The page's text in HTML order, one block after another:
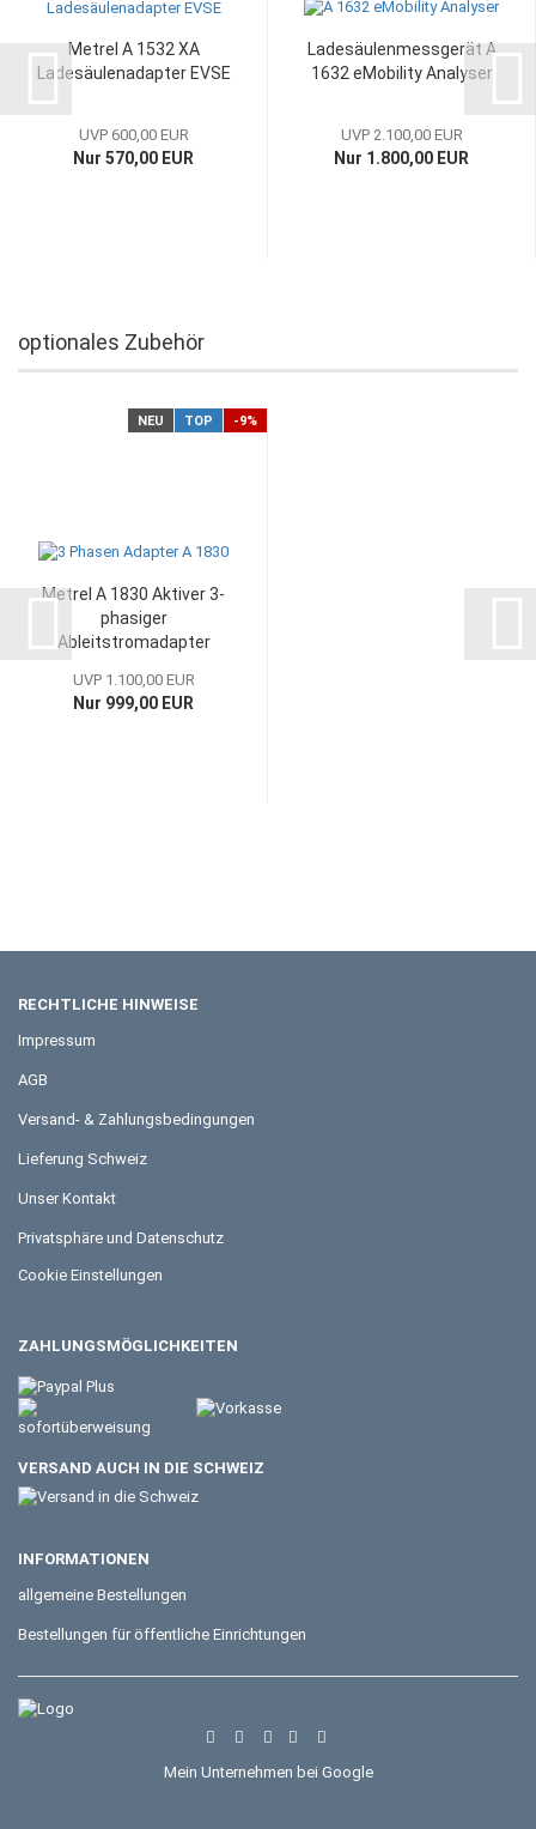
Metrel A 1532 XA
Ladesäulenadapter EVSE
UVP 600,00 EUR
Nur 570,00 EUR
Ladesäulenmessgerät A
1632 eMobility Analyser
UVP 2.100,00 EUR
Nur 1.800,00 EUR
optionales Zubehör
NEU TOP -9%
Metrel A 1830 Aktiver 3-
phasiger
Ableitstromadapter
UVP 1.100,00 EUR
Nur 999,00 EUR
RECHTLICHE HINWEISE
Impressum
AGB
Versand- & Zahlungsbedingungen
Lieferung Schweiz
Unser Kontakt
Privatsphäre und Datenschutz
Cookie Einstellungen
ZAHLUNGSMÖGLICHKEITEN
VERSAND AUCH IN DIE SCHWEIZ
INFORMATIONEN
allgemeine Bestellungen
Bestellungen für öffentliche Einrichtungen
Mein Unternehmen bei Google